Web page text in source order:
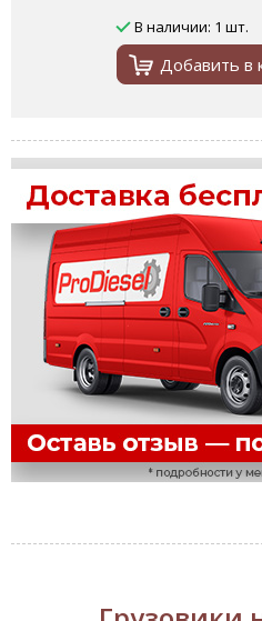
В наличии: 1 шт.
Добавить в